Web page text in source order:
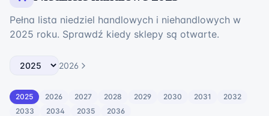
Pełna lista niedziel handlowych i niehandlowych w
2025 roku. Sprawdź kiedy sklepy są otwarte.
2026
2025 2026 2027 2028 2029 2030 2031
2032
2033
2034 2035 2036